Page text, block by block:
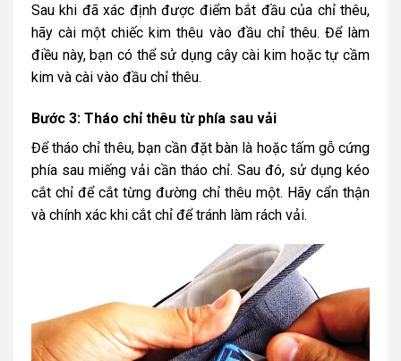
Sau khi đã xác định được điểm bắt đầu của chỉ thêu,
hãy cài một chiếc kim thêu vào đầu chỉ thêu. Để làm
điều này, bạn có thể sử dụng cây cài kim hoặc tự cầm
kim và cài vào đầu chỉ thêu.
Bước 3: Tháo chỉ thêu từ phía sau vải
Để tháo chỉ thêu, bạn cần đặt bàn là hoặc tấm gỗ cứng
phía sau miếng vải cần tháo chỉ. Sau đó, sử dụng kéo
cắt chỉ để cắt từng đường chỉ thêu một. Hãy cẩn thận
và chính xác khi cắt chỉ để tránh làm rách vải.